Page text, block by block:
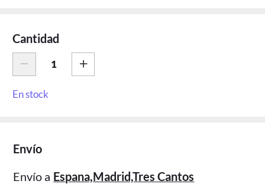
Cantidad
En stock
Envío
Envío a Espana,Madrid,Tres Cantos